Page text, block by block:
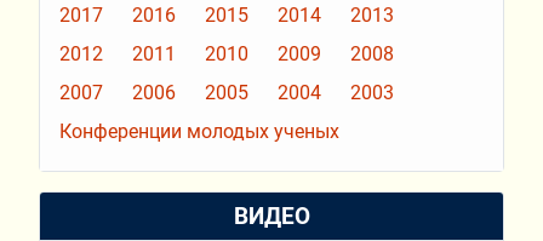
2017
2016 2015 2014
2013
2012
2011 2010 2009
2008
2007
2006 2005 2004
2003
Конференции молодых ученых
ВИДЕО